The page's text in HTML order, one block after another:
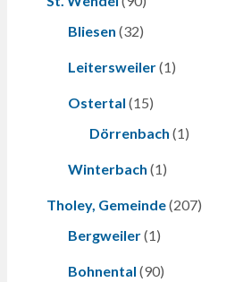
Bliesen (32)
Leitersweiler(1)
Ostertal (15)
Dörrenbach (1)
Winterbach (1)
Tholey, Gemeinde(207)
Bergweiler(1)
Bohnental (90)